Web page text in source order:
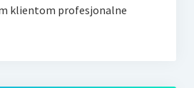
klientom profesjonalne